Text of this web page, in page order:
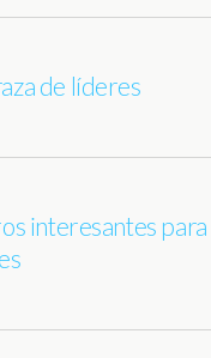
de líderes
interesantes para